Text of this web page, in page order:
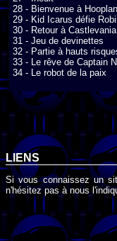
28 - Bienvenue à
29 - Kid Icarus défie
30 - Retour à Castlevania
31 - Jeu de devinettes
32 - Partie à hauts
33 - Le rêve de Captain N
34 - Le robot de la paix
LIENS
Si vous connaissez un
n'hésitez pas à nous